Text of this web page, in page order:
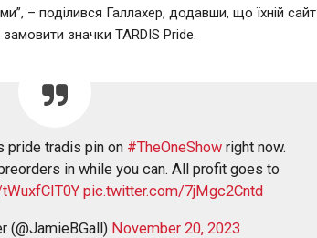
– поділився Галлахер, додавши, що їхній сайт
значки TARDIS Pride.
pride tradis pin on #TheOneShow right now.
in while you can. All profit goes to
pic.twitter.com/7jMgc2Cntd
(@JamieBGall) November 20, 2023